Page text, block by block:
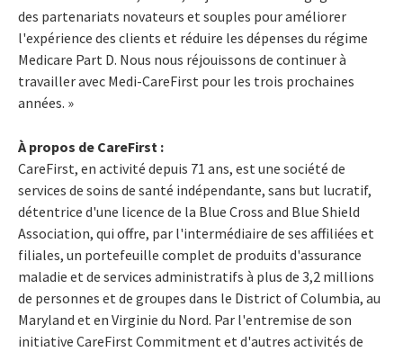
des partenariats novateurs et souples pour améliorer
l'expérience des clients et réduire les dépenses du régime
Medicare Part D. Nous nous réjouissons de continuer à
travailler avec Medi-CareFirst pour les trois prochaines
années. »
À propos de CareFirst :
CareFirst, en activité depuis 71 ans, est une société de
services de soins de santé indépendante, sans but lucratif,
détentrice d'une licence de la Blue Cross and Blue Shield
Association, qui offre, par l'intermédiaire de ses affiliées et
filiales, un portefeuille complet de produits d'assurance
maladie et de services administratifs à plus de 3,2 millions
de personnes et de groupes dans le District of Columbia, au
Maryland et en Virginie du Nord. Par l'entremise de son
initiative CareFirst Commitment et d'autres activités de